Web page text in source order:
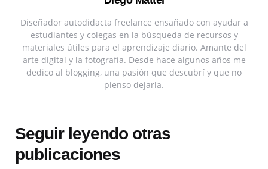
Diseñador autodidacta freelance ensañado con ayudar a
estudiantes y colegas en la búsqueda de recursos y
materiales útiles para el aprendizaje diario. Amante del
arte digital y la fotografía. Desde hace algunos años me
dedico al blogging, una pasión que descubrí y que no
pienso dejarla.
Seguir leyendo otras
publicaciones